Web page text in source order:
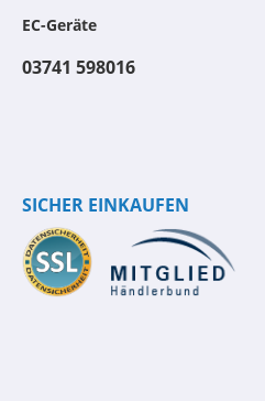
EC-Geräte
03741 598016
SICHER EINKAUFEN